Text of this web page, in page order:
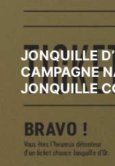
JONQUILLE
CAMPAGNE
JONQUILLE